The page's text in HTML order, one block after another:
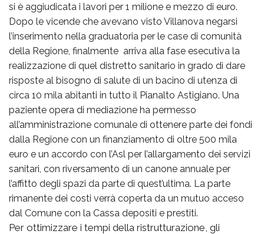
si è aggiudicata i lavori per 1 milione e mezzo di euro.
Dopo le vicende che avevano visto Villanova negarsi
l’inserimento nella graduatoria per le case di comunità
della Regione, finalmente arriva alla fase esecutiva la
realizzazione di quel distretto sanitario in grado di dare
risposte al bisogno di salute di un bacino di utenza di
circa 10 mila abitanti in tutto il Pianalto Astigiano. Una
paziente opera di mediazione ha permesso
all’amministrazione comunale di ottenere parte dei fondi
dalla Regione con un finanziamento di oltre 500 mila
euro e un accordo con l’Asl per l’allargamento dei servizi
sanitari, con riversamento di un canone annuale per
l’affitto degli spazi da parte di quest’ultima. La parte
rimanente dei costi verrà coperta da un mutuo acceso
dal Comune con la Cassa depositi e prestiti.
Per ottimizzare i tempi della ristrutturazione, gli